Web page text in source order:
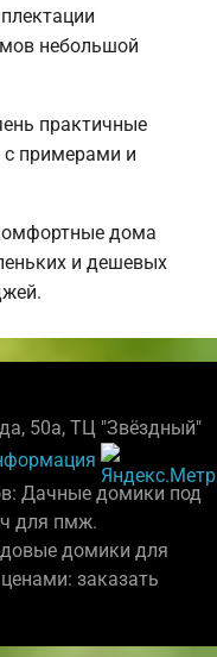
небольшой
практичные
примерами и
дома
и дешевых
50а, ТЦ "Звёздный"
Дачные домики под
для пмж.
домики для
заказать